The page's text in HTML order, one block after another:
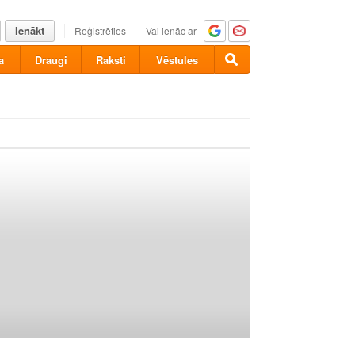
Ienākt Reģistrēties Vai ienāc ar
Draugi Raksti Vēstules